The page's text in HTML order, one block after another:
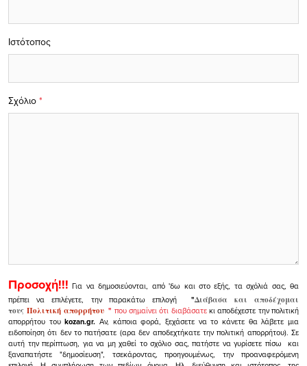
Σχόλιο *
Ιστότοπος
Προσοχή!!! Για να δημοσιεύονται, από 'δω και στο εξής, τα σχόλιά σας, θα
πρέπει να επιλέγετε, την παρακάτω επιλογή
"Διάβασα και αποδέχομαι
τουςΠολιτική απορρήτου" που σημαίνει ότι διαβάσατεκι αποδέχεστε την πολιτική
απορρήτου τουkozan.gr. Αν, κάποια φορά, ξεχάσετε να το κάνετε θα λάβετε μια
ειδοποίηση ότι δεν το πατήσατε (αρα δεν αποδεχτήκατε την πολιτική απορρήτου). Σε
αυτή την περίπτωση, για να μη χαθεί το σχόλιο σας, πατήστε να γυρίσετε πίσω και
ξαναπατήστε "δημοσίευση", τσεκάροντας, προηγουμένως, την προαναφερόμενη